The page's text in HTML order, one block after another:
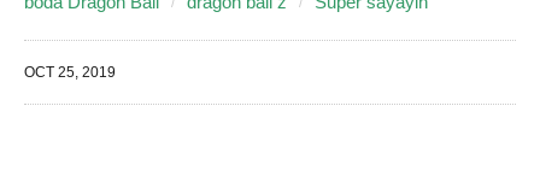
OCT 25, 2019